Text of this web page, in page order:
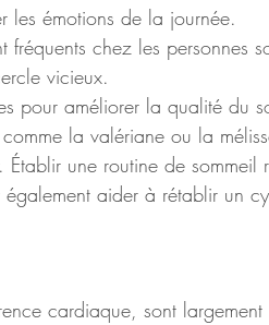
les émotions de la journée.
chez les personnes
vicieux.
pour améliorer la qualité du
la valériane ou la
une routine de sommeil
aider à rétablir un
cardiaque, sont largement